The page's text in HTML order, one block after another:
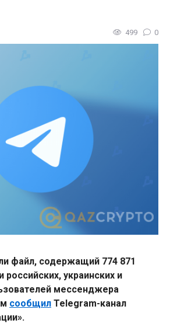
499 0
файл, содержащий 774 871
украинских и
мессенджера
сообщил Telegram-канал